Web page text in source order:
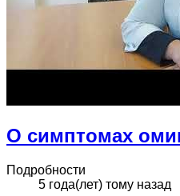
О симптомах
Подробности
5 года(лет) тому назад